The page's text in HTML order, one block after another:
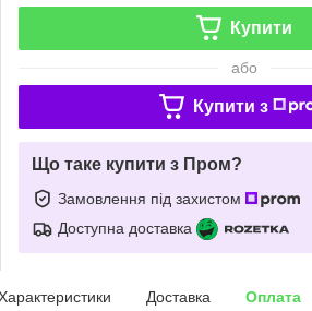
Купити
або
Купити з
Що таке купити з Пром?
Замовлення під захистом
Доступна доставка
Доставка Оплата